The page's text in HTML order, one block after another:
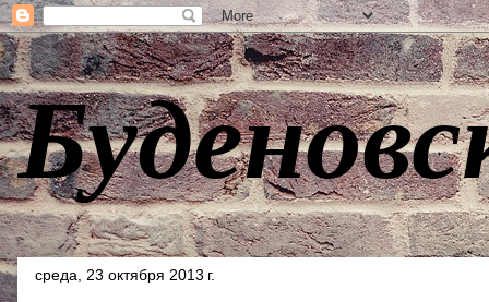
среда, 23 октября 2013 г.